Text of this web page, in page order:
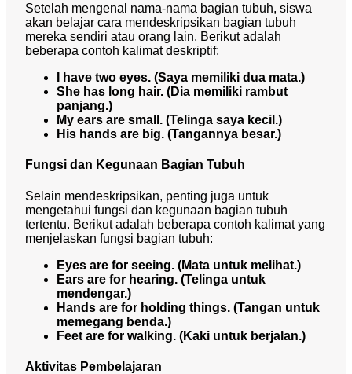
Setelah mengenal nama-nama bagian tubuh, siswa
akan belajar cara mendeskripsikan bagian tubuh
mereka sendiri atau orang lain. Berikut adalah
beberapa contoh kalimat deskriptif:
I have two eyes. (Saya memiliki dua mata.)
She has long hair. (Dia memiliki rambut
panjang.)
My ears are small. (Telinga saya kecil.)
His hands are big. (Tangannya besar.)
Fungsi dan Kegunaan Bagian Tubuh
Selain mendeskripsikan, penting juga untuk
mengetahui fungsi dan kegunaan bagian tubuh
tertentu. Berikut adalah beberapa contoh kalimat yang
menjelaskan fungsi bagian tubuh:
Eyes are for seeing. (Mata untuk melihat.)
Ears are for hearing. (Telinga untuk
mendengar.)
Hands are for holding things. (Tangan untuk
memegang benda.)
Feet are for walking. (Kaki untuk berjalan.)
Aktivitas Pembelajaran